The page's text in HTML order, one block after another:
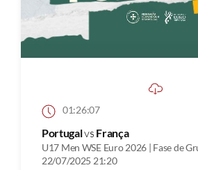
01:26:07
Portugalvs França
U17 Men WSE Euro 2026 | Fase de
22/07/2025 21:20